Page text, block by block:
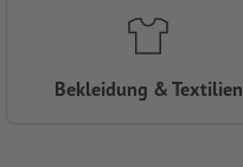
Bekleidung & Textilien